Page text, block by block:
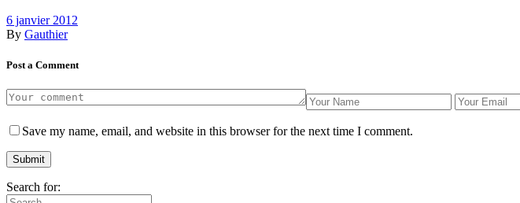
6 janvier 2012
By Gauthier
Post a Comment
Save my name, email, and website in this browser for the next time I comment.
Search for: